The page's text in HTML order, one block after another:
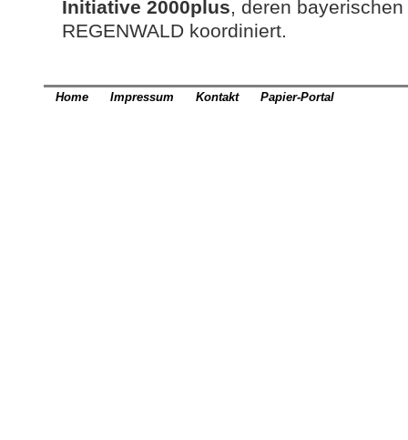
Initiative 2000plus, deren
REGENWALD koordiniert.
Home Impressum Kontakt Papier-Portal